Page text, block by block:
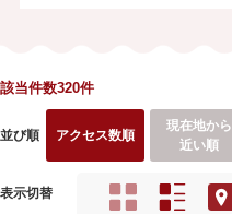
該当件数320件
並び順 アクセス数順
現在地から
近い順
表示切替